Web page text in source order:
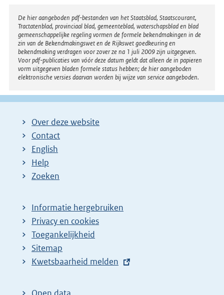
Disclaimer
De hier aangeboden pdf-bestanden van het Staatsblad, Staatscourant,
Tractatenblad, provinciaal blad, gemeenteblad, waterschapsblad en blad
gemeenschappelijke regeling vormen de formele bekendmakingen in de
zin van de Bekendmakingswet en de Rijkswet goedkeuring en
bekendmaking verdragen voor zover ze na 1 juli 2009 zijn uitgegeven.
Voor pdf-publicaties van vóór deze datum geldt dat alleen de in papieren
vorm uitgegeven bladen formele status hebben; de hier aangeboden
elektronische versies daarvan worden bij wijze van service aangeboden.
Over deze website
Contact
English
Help
Zoeken
Informatie hergebruiken
Privacy en cookies
Toegankelijkheid
Sitemap
E
t
Kwetsbaarheid melden